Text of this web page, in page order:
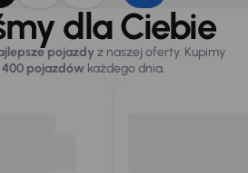
dla Ciebie
pojazdy z naszej oferty. Kupimy
pojazdówkażdego dnia.